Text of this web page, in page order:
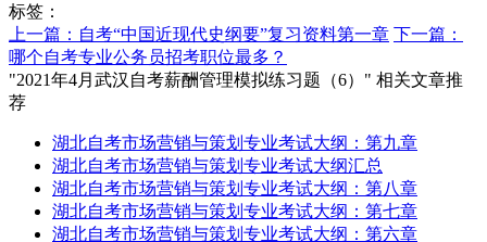
标签：
上一篇：自考“中国近现代史纲要”复习资料第一章 下一篇：
哪个自考专业公务员招考职位最多？
"2021年4月武汉自考薪酬管理模拟练习题（6）" 相关文章推
荐
湖北自考市场营销与策划专业考试大纲：第九章
湖北自考市场营销与策划专业考试大纲汇总
湖北自考市场营销与策划专业考试大纲：第八章
湖北自考市场营销与策划专业考试大纲：第七章
湖北自考市场营销与策划专业考试大纲：第六章